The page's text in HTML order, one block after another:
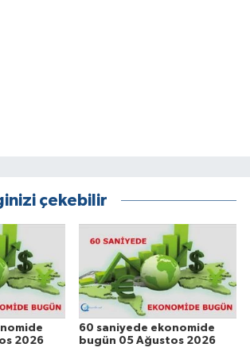
çekebilir
2026
60 saniyede ekonomide
bugün 05 Ağustos 2026